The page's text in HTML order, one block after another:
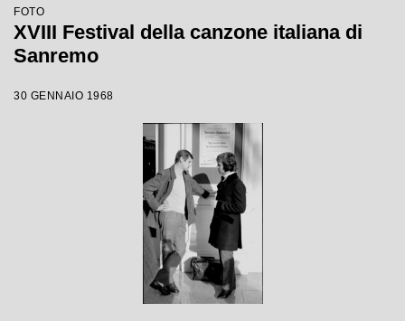
FOTO
XVIII Festival della canzone italiana di
Sanremo
30 GENNAIO 1968